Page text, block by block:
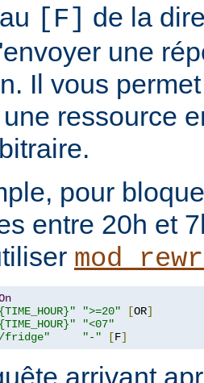
[F] de la
une
Il vous
ressource
pour
entre 20h et
">=20" [OR]
"<07"
fridge" "-" [F]
arrivant